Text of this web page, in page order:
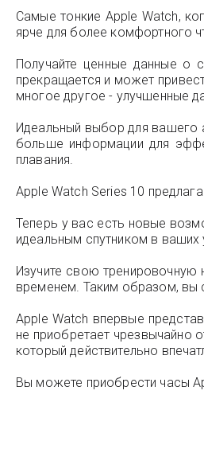
Самые тонкие Apple Watch,
ярче для более комфортного
Получайте ценные данные о
прекращается и может
многое другое - улучшенные
Идеальный выбор для вашего
больше информации для
плавания.
Apple Watch Series 10
Теперь у вас есть новые
идеальным спутником в ваших
Изучите свою тренировочную
временем. Таким образом, вы
Apple Watch впервые
не приобретает чрезвычайно
который действительно
Вы можете приобрести часы